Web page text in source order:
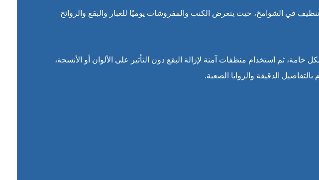
في الشوامخ، حيث يتعرض الكنب والمفروشات يوميًا للغبار والبقع والروائح
ثم استخدام منظفات آمنة لإزالة البقع دون التأثير على الألوان أو الأنسجة،
الدقيقة والزوايا الصعبة.